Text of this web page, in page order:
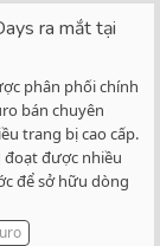
ra mắt tại
phân phối chính
bán chuyên
trang bị cao cấp.
đoạt được nhiều
để sở hữu dòng